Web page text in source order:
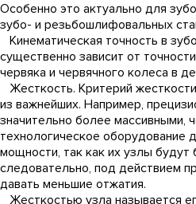
Особенно это актуально для
зубо- и резьбошлифовальных
Кинематическая точность в
существенно зависит от
червяка и червячного колеса в
Жесткость. Критерий
из важнейших. Например,
значительно более массивными,
технологическое оборудование
мощности, так как их узлы будут
следовательно, под действием
давать меньшие отжатия.
Жесткостью узла называется